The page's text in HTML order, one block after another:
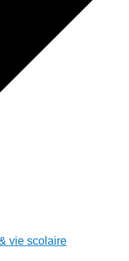
vie scolaire